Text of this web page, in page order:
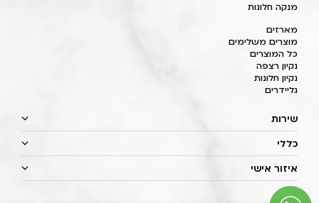
מנקה חלונות
מארזים
מוצרים משלימים
כל המוצרים
נקיון רצפה
נקיון חלונות
גליידרים
שירות
כללי
איזור אישי